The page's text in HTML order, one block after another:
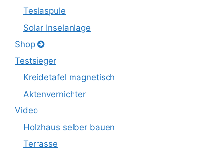
Teslaspule
Solar Inselanlage
Shop
Testsieger
Kreidetafel magnetisch
Aktenvernichter
Video
Holzhaus selber bauen
Terrasse